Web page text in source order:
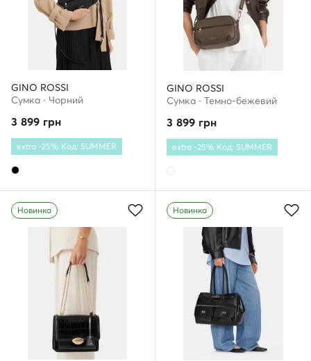
GINO ROSSI
Сумка · Чорний
3 899 грн
extra -25% Код: SUMMER
GINO ROSSI
Сумка · Темно-бежевий
3 899 грн
extra -25% Код: SUMMER
Новинка Новинка